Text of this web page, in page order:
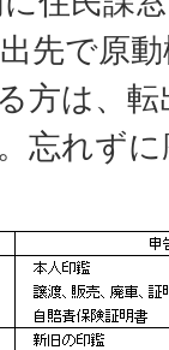
先で原
方は、
忘れず